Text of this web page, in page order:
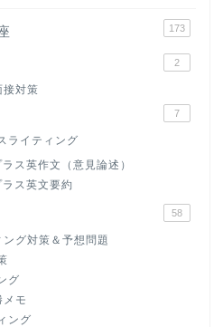
173
2
接対策
7
ライティング
ス英作文（意見論述）
ス英文要約
58
グ対策＆予想問題
グ
モ
ング